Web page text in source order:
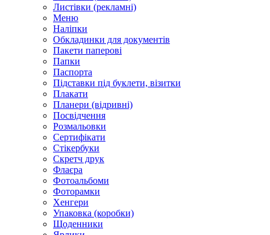
Листівки (рекламні)
Меню
Наліпки
Обкладинки для документів
Пакети паперові
Папки
Паспорта
Підставки під буклети, візитки
Плакати
Планери (відривні)
Посвідчення
Розмальовки
Сертифікати
Стікербуки
Скретч друк
Флаєра
Фотоальбоми
Фоторамки
Хенгери
Упаковка (коробки)
Щоденники